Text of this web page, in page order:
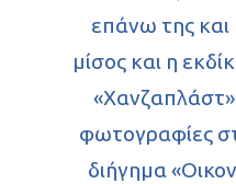
επάνω της και
μίσος και η
«Χανζαπλάστ»
φωτογραφίες
διήγημα